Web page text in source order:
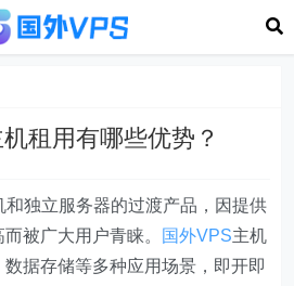
租用有哪些优势？
独立服务器的过渡产品，因提供
被广大用户青睐。
国外VPS主机
据存储等多种应用场景，即开即